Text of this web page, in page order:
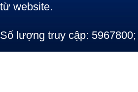
từ website.
Số lượng truy cập: